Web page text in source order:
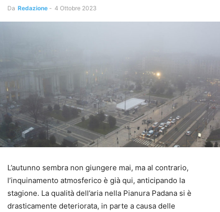
Da Redazione - 4 Ottobre 2023
L’autunno sembra non giungere mai, ma al contrario,
l’inquinamento atmosferico è già qui, anticipando la
stagione. La qualità dell’aria nella Pianura Padana si è
drasticamente deteriorata, in parte a causa delle